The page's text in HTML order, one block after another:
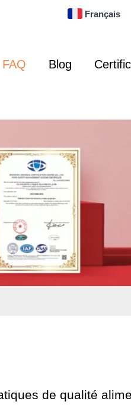
Français
FAQ Blog
de qualité